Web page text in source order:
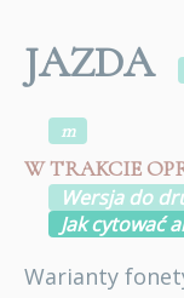
JAZDA
m
W TRAKCIE
Wersja do
Jak cytować
Warianty